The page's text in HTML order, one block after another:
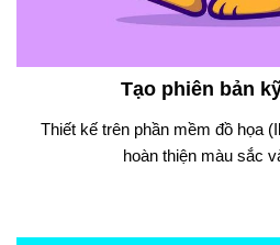
Tạo phiên bản
Thiết kế trên phần mềm đồ họa
hoàn thiện màu sắc